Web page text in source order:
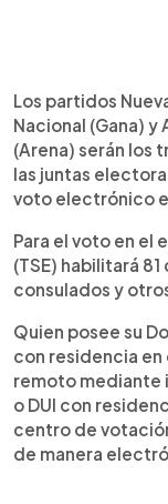
Los partidos
Nacional (Gana) y
(Arena) serán los
las juntas
voto electrónico
Para el voto en el
(TSE) habilitará
consulados y
Quien posee su
con residencia
remoto mediante
o DUI con
centro de
de manera